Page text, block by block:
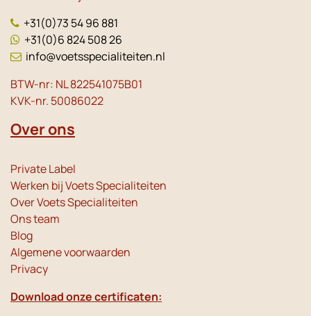
+31(0)73 54 96 881
+31(0)6 824 508 26
info@voetsspecialiteiten.nl
BTW-nr: NL 822541075B01
KVK-nr. 50086022
Over ons
Private Label
Werken bij Voets Specialiteiten
Over Voets Specialiteiten
Ons team
Blog
Algemene voorwaarden
Privacy
Download onze certificaten: